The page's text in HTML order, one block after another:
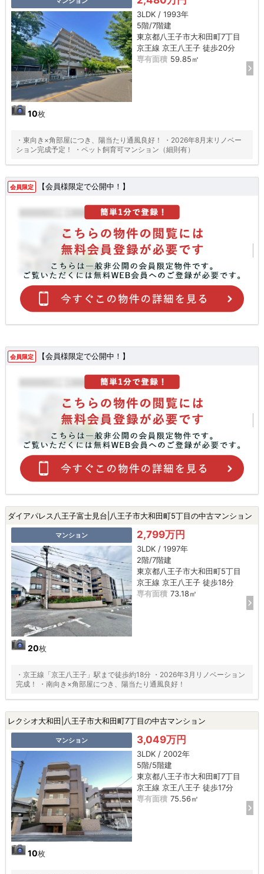
10枚
3LDK / 1993年
5階/7階建
東京都八王子市大和田町7丁目
京王線 京王八王子 徒歩20分
専有面積 59.85㎡
・東向き×角部屋につき、陽当たり通風良好！ ・2026年8月末リノベー
ション完成予定！ ・ペット飼育可マンション（細則有）
会員限定 【会員様限定で公開中！】
会員限定 【会員様限定で公開中！】
ダイアパレス八王子富士見台|八王子市大和田町5丁目の中古マンション
マンション
20枚
2,799万円
3LDK / 1997年
2階/7階建
東京都八王子市大和田町5丁目
京王線 京王八王子 徒歩18分
専有面積 73.18㎡
・京王線「京王八王子」駅まで徒歩約18分 ・2026年3月リノベーション
完成！ ・南向き×角部屋につき、陽当たり通風良好！
レクシオ大和田|八王子市大和田町7丁目の中古マンション
マンション
10枚
3,049万円
3LDK / 2002年
5階/5階建
東京都八王子市大和田町7丁目
京王線 京王八王子 徒歩17分
専有面積 75.56㎡